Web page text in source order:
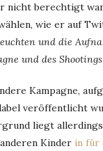
nicht berechtigt
wie er auf
und die
und des
Kampagne,
veröffentlicht
liegt allerdings
Kinder in für